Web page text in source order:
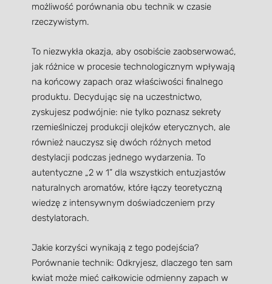
możliwość porównania obu technik w czasie
rzeczywistym.
To niezwykła okazja, aby osobiście zaobserwować,
jak różnice w procesie technologicznym wpływają
na końcowy zapach oraz właściwości finalnego
produktu. Decydując się na uczestnictwo,
zyskujesz podwójnie: nie tylko poznasz sekrety
rzemieślniczej produkcji olejków eterycznych, ale
również nauczysz się dwóch różnych metod
destylacji podczas jednego wydarzenia. To
autentyczne „2 w 1” dla wszystkich entuzjastów
naturalnych aromatów, które łączy teoretyczną
wiedzę z intensywnym doświadczeniem przy
destylatorach.
Jakie korzyści wynikają z tego podejścia?
Porównanie technik: Odkryjesz, dlaczego ten sam
kwiat może mieć całkowicie odmienny zapach w